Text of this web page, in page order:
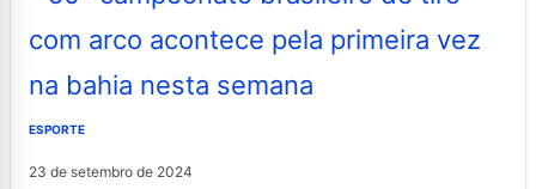
ESPORTE
23 de setembro de 2024